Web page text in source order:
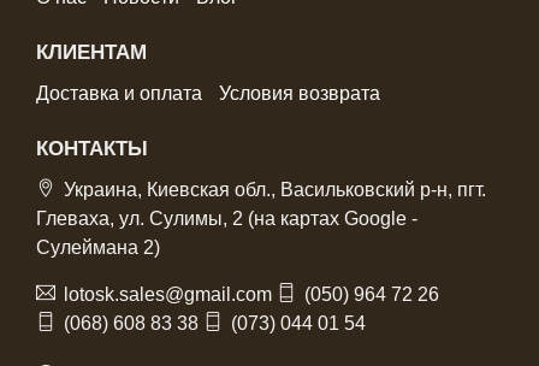
КЛИЕНТАМ
Доставка и оплата Условия возврата
КОНТАКТЫ
Украина, Киевская обл., Васильковский р-н, пгт.
Глеваха, ул. Сулимы, 2 (на картах Google -
Сулеймана 2)
lotosk.sales@gmail.com
(050) 964 72 26
(068) 608 83 38
(073) 044 01 54